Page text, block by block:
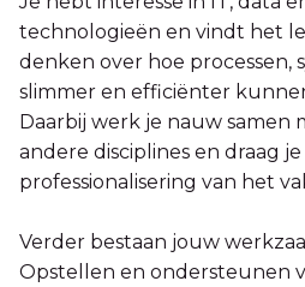
technologieën en vindt het
denken over hoe processen,
slimmer en efficiënter
Daarbij werk je nauw samen
andere disciplines en draag
professionalisering van het
Verder bestaan jouw
Opstellen en ondersteunen